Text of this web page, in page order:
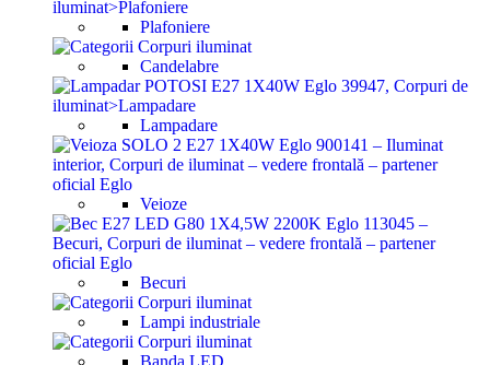
Plafoniere
Candelabre
Lampadare
Veioze
Becuri
Lampi industriale
Banda LED